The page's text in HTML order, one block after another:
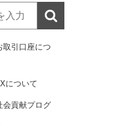

取引口座につ
について
会貢献プログ